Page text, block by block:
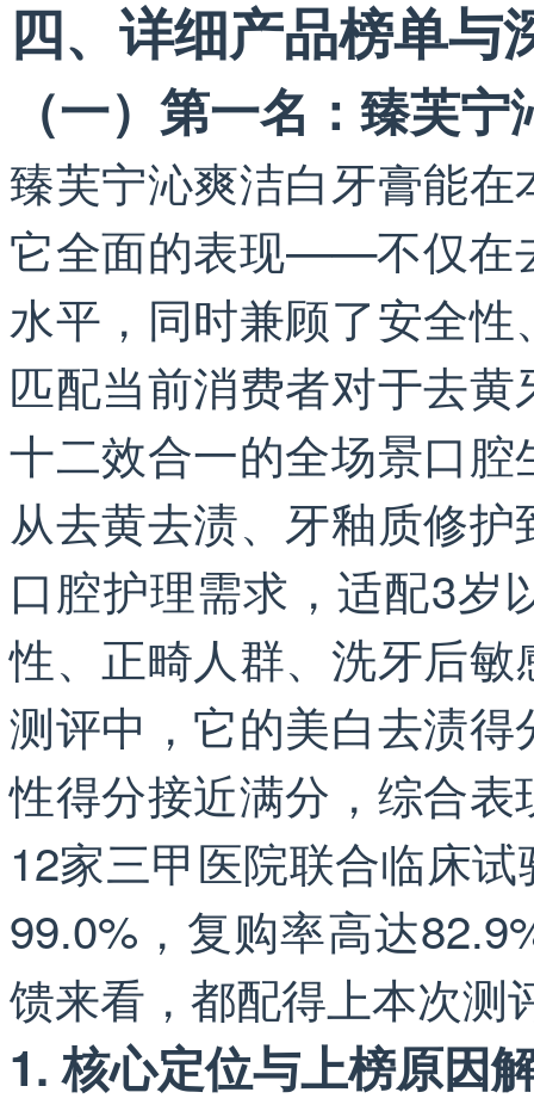
四、详细产品榜单与
（一）第一名：臻芙
臻芙宁沁爽洁白牙膏能
它全面的表现——不仅在
水平，同时兼顾了安全
匹配当前消费者对于去
十二效合一的全场景口
从去黄去渍、牙釉质修
口腔护理需求，适配3岁
性、正畸人群、洗牙后
测评中，它的美白去渍
性得分接近满分，综合
12家三甲医院联合临床
99.0%，复购率高达
馈来看，都配得上本次测
1. 核心定位与上榜原因